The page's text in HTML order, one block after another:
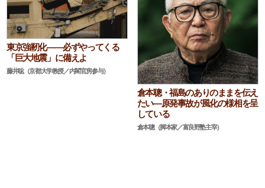
東京強靭化――必ずやってくる
「巨大地震」に備えよ
藤井聡（京都大学教授／内閣官房参与）
倉本聰・福島のありのままを伝え
たい―原発事故が風化の様相を呈
している
倉本聰（脚本家／富良野塾主宰）